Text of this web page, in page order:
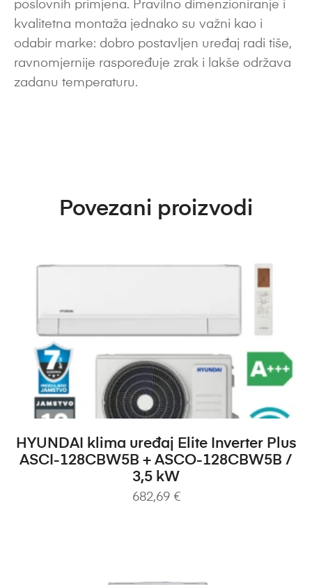
poslovnih primjena. Pravilno dimenzioniranje i
kvalitetna montaža jednako su važni kao i
odabir marke: dobro postavljen uređaj radi tiše,
ravnomjernije raspoređuje zrak i lakše održava
zadanu temperaturu.
Povezani proizvodi
DODAJ U KOŠARICU
HYUNDAI klima uređaj Elite Inverter Plus
ASCI-128CBW5B + ASCO-128CBW5B /
3,5 kW
682,69 €